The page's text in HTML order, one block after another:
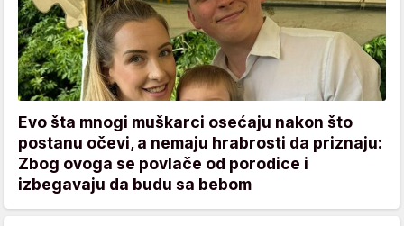
Evo šta mnogi muškarci osećaju nakon što
postanu očevi, a nemaju hrabrosti da priznaju:
Zbog ovoga se povlače od porodice i
izbegavaju da budu sa bebom